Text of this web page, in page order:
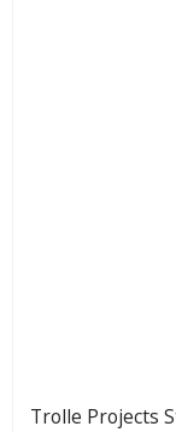
Trolle Projects